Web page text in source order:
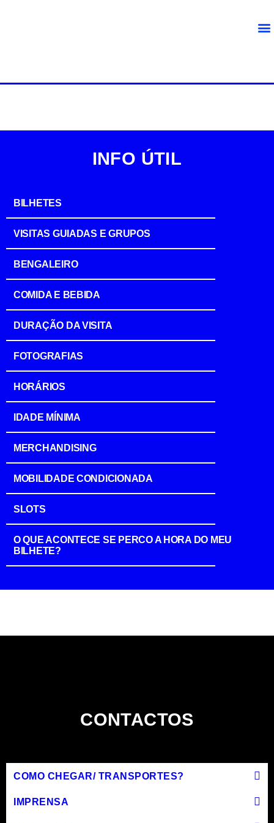
INFO ÚTIL
BILHETES
VISITAS GUIADAS E GRUPOS
BENGALEIRO
COMIDA E BEBIDA
DURAÇÃO DA VISITA
FOTOGRAFIAS
HORÁRIOS
IDADE MÍNIMA
MERCHANDISING
MOBILIDADE CONDICIONADA
SLOTS
O QUE ACONTECE SE PERCO A HORA DO MEU
BILHETE?
CONTACTOS
COMO CHEGAR/ TRANSPORTES?
IMPRENSA